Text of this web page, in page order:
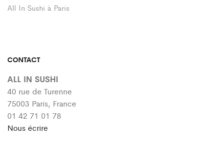
All In Sushi à Paris
CONTACT
ALL IN SUSHI
40 rue de Turenne
75003 Paris, France
01 42 71 01 78
Nous écrire